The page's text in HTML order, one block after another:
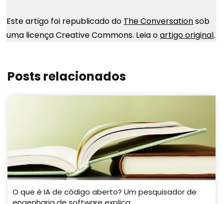
Este artigo foi republicado do The Conversationsob
uma licença Creative Commons. Leia oartigo original.
Posts relacionados
O que é IA de código aberto? Um pesquisador de